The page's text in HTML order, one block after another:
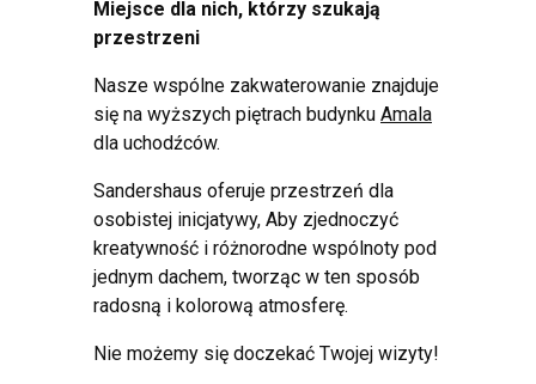
Miejsce dla nich, którzy szukają
przestrzeni
Nasze wspólne zakwaterowanie znajduje
się na wyższych piętrach budynku Amala
dla uchodźców.
Sandershaus oferuje przestrzeń dla
osobistej inicjatywy, Aby zjednoczyć
kreatywność i różnorodne wspólnoty pod
jednym dachem, tworząc w ten sposób
radosną i kolorową atmosferę.
Nie możemy się doczekać Twojej wizyty!